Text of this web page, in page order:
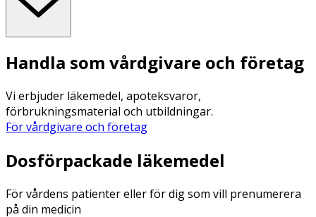
Handla som vårdgivare och företag
Vi erbjuder läkemedel, apoteksvaror,
förbrukningsmaterial och utbildningar.
För vårdgivare och företag
Dosförpackade läkemedel
För vårdens patienter eller för dig som vill prenumerera
på din medicin